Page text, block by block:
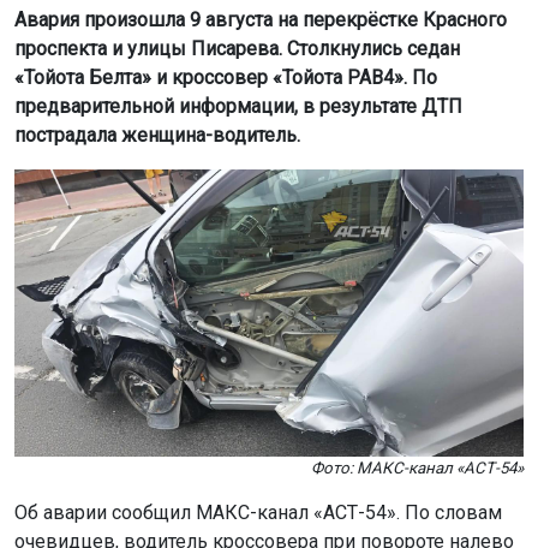
Авария произошла 9 августа на перекрёстке Красного
проспекта и улицы Писарева. Столкнулись седан
«Тойота Белта» и кроссовер «Тойота РАВ4». По
предварительной информации, в результате ДТП
пострадала женщина-водитель.
Фото: МАКС-канал «АСТ-54»
Об аварии сообщил МАКС-канал «АСТ-54». По словам
очевидцев, водитель кроссовера при повороте налево